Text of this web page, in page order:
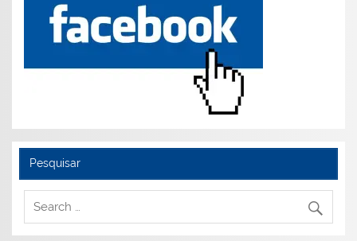
Pesquisar